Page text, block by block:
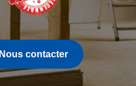
Nous contacter